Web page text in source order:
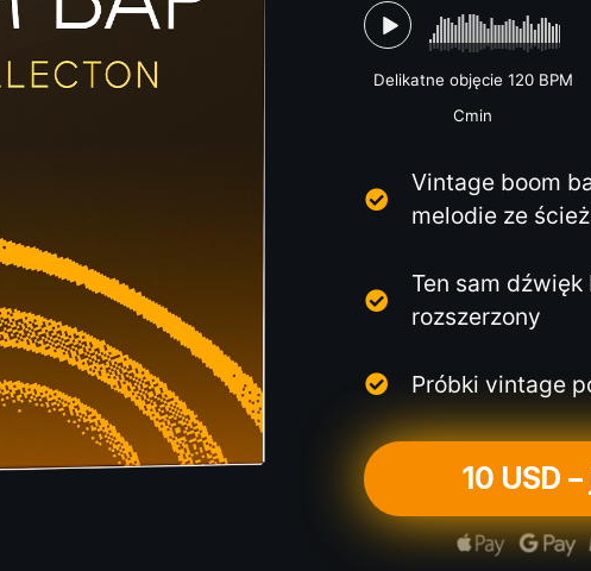
Delikatne objęcie 120 BPM
Cmin
Vintage boom
melodie ze
Ten sam
rozszerzony
Próbki vintage
10 USD